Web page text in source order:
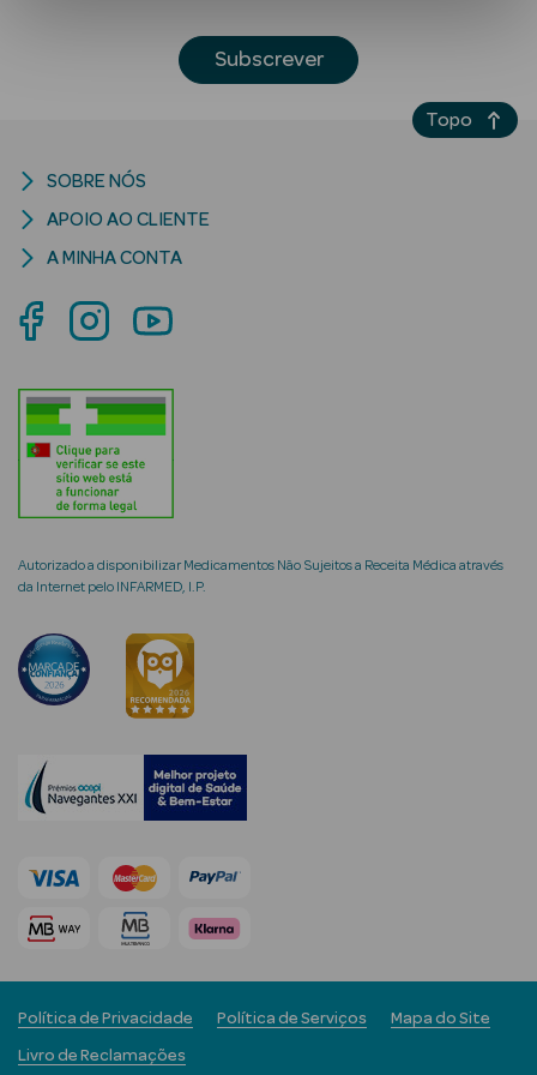
Ver Tudo
Solares
Corpo
Lábios
Solares Bebé e
Criança
Rosto e
Ver Tudo
Cosmética
Rosto
Hidratantes
Séruns Faciais
Anti-
envelhecimento
Subscrever
Autorizado a disponibilizar Medicamentos Não Sujeitos a Receita Médica através
da Internet pelo INFARMED, I.P.
SOBRE NÓS
APOIO AO CLIENTE
A MINHA CONTA
Política de Privacidade Política de Serviços Mapa do Site
Livro de Reclamações
Topo